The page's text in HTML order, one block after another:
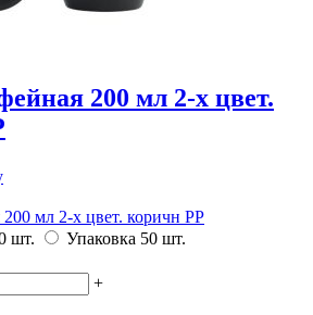
200 мл 2-х цвет.
мл 2-х цвет. коричн PP
шт.
Упаковка 50 шт.
+